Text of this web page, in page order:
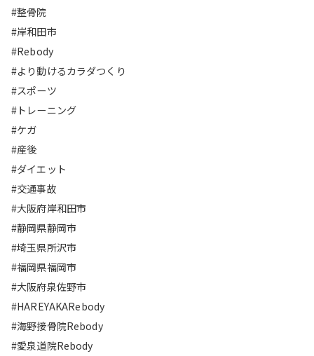
#整骨院
#岸和田市
#Rebody
#より動けるカラダつくり
#スポーツ
#トレーニング
#ケガ
#産後
#ダイエット
#交通事故
#大阪府岸和田市
#静岡県静岡市
#埼玉県所沢市
#福岡県福岡市
#大阪府泉佐野市
#HAREYAKARebody
#海野接骨院Rebody
#愛泉道院Rebody